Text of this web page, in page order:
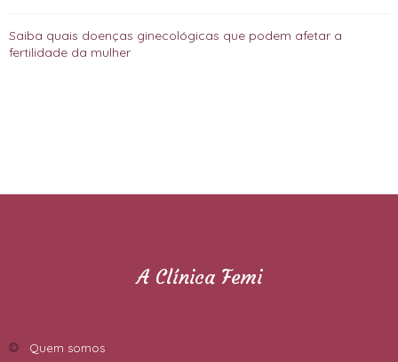
Saiba quais doenças ginecológicas que podem afetar a
fertilidade da mulher
A Clínica Femi
Quem somos